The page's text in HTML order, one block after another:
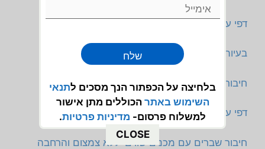
דפי עבודה בחשבון לכיתה ד
בעיות מילוליות בשברים
חיבור וחיסור שברים פשוטים
דפי עבודה סימטריה כיתה ד
חיבור שברים עם מכנים שווים-ללא צמצום והרחבה
שלח
בלחיצה על הכפתור הנך מסכים לתנאי
השימוש באתר הכוללים מתן אישור
למשלוח פרסום- מדיניות פרטיות.
CLOSE